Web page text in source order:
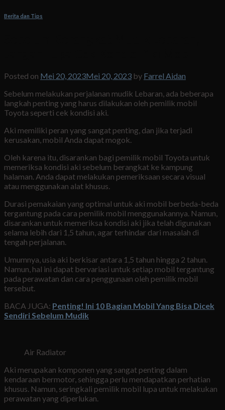
Berita dan Tips
Posted on Mei 20, 2023Mei 20, 2023 by Farrel Aidan
Sebelum melakukan perjalanan mudik Lebaran, ada beberapa
langkah penting yang harus dilakukan oleh pemilik mobil
Toyota seperti cek kondisi aki.
Aki memiliki peran yang sangat penting, dan jika terjadi
kerusakan, mobil Anda dapat mogok.
Oleh karena itu, disarankan bagi pemilik mobil Toyota untuk
memeriksa kondisi aki sebelum berangkat ke kampung
halaman. Anda dapat melakukan pemeriksaan secara visual
atau menggunakan alat khusus.
Durasi pemakaian yang optimal untuk aki mobil berbeda-beda
tergantung pada cara pemilik mobil menggunakannya. Namun,
disarankan untuk memeriksa kondisi aki jika telah digunakan
selama lebih dari 1,5 tahun, agar terhindar dari masalah di
tengah perjalanan.
Umumnya, usia aki berkisar antara 1,5 tahun hingga 2 tahun.
Namun, hal ini dapat bervariasi untuk setiap mobil tergantung
pada perawatan dan cara penggunaan oleh pemilik mobil
tersebut.
BACA JUGA: Penting! Ini 10 Bagian Mobil Yang Bisa Dicek
Sendiri Sebelum Mudik
Air Radiator
Aki merupakan komponen yang sangat penting dalam
kendaraan bermotor, sehingga perlu mendapatkan perhatian
khusus. Namun, seringkali pemilik mobil lupa untuk melakukan
perawatan yang diperlukan.